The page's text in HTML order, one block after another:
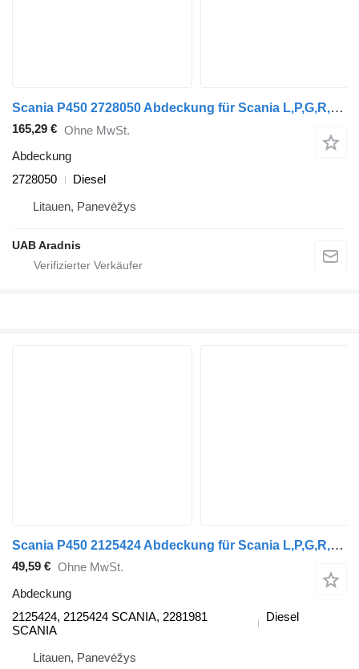
Scania P450 2728050 Abdeckung für Scania L,P,G,R,S series LKW
165,29 € Ohne MwSt.
Abdeckung
2728050
Diesel
Litauen, Panevėžys
UAB Aradnis
Scania P450 2125424 Abdeckung für Scania L,P,G,R,S series LKW
49,59 € Ohne MwSt.
Abdeckung
2125424, 2125424 SCANIA, 2281981
SCANIA
Diesel
Litauen, Panevėžys